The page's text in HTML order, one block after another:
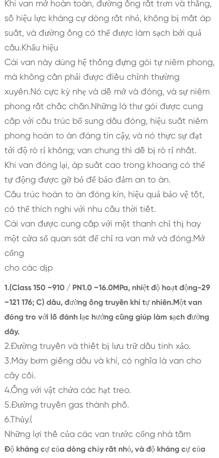
Khi van mở hoàn toàn, đường ống rất trơn và thẳng,
số hiệu lực kháng cự dòng rất nhỏ, không bị mất áp
suất, và đường ống có thể được làm sạch bởi quả
cầu.Khẩu hiệu
Cái van này dùng hệ thống đựng gói tự niêm phong,
mà không cần phải được điều chỉnh thường
xuyên.Nó cực kỳ nhẹ và dễ mở và đóng, và sự niêm
phong rất chắc chắn.Những lá thư gói được cung
cấp với cấu trúc bổ sung dầu đóng, hiệu suất niêm
phong hoàn to àn đáng tin cậy, và nó thực sự đạt
tới độ rò rỉ không; van chung thì dễ bị rò rỉ nhất.
Khi van đóng lại, áp suất cao trong khoang có thể
tự động được gỡ bỏ để bảo đảm an to àn.
Cấu trúc hoàn to àn đóng kín, hiệu quả bảo vệ tốt,
có thể thích nghi với nhu cầu thời tiết.
Cái van được cung cấp với một thanh chỉ thị hay
một cửa sổ quan sát để chỉ ra van mở và đóng.Mở
cổng
cho các dịp
1.(Class 150 ~910 / PN1.0 ~16.0MPa, nhiệt độ hoạt động-29
~121 176; C) dầu, đường ống truyền khí tự nhiên.Một van
đóng tro với lỗ đánh lạc hướng cũng giúp làm sạch đường
dây.
2.Đường truyền và thiết bị lưu trữ dầu tinh xảo.
3.Máy bơm giếng dầu và khí, có nghĩa là van cho
cây cối.
4.Ống với vật chứa các hạt treo.
5.Đường truyền gas thành phố.
6.Thủy.(
Những lợi thế của các van trước cổng nhà tắm
Độ kháng cự của dòng chảy rất nhỏ, và độ kháng cự của